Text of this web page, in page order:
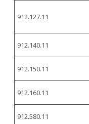
912.127.11
912.140.11
912.150.11
912.160.11
912.580.11